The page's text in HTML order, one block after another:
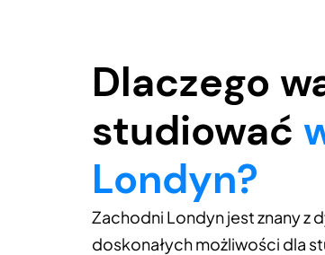
Dlaczego
studiować
Londyn?
Zachodni Londyn jest znany z
doskonałych możliwości dla